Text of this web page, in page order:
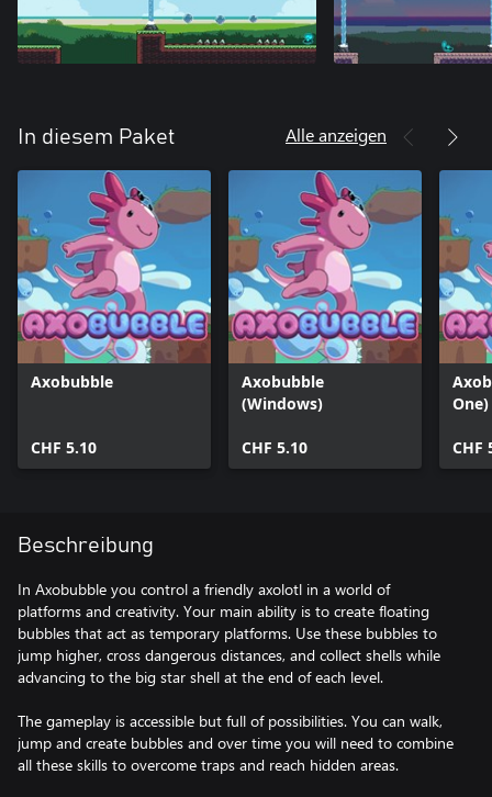
In diesem Paket Alle anzeigen
Axobubble
CHF 5.10
Axobubble
(Windows)
CHF 5.10
One)
CHF
Beschreibung
In Axobubble you control a friendly axolotl in a world of
platforms and creativity. Your main ability is to create floating
bubbles that act as temporary platforms. Use these bubbles to
jump higher, cross dangerous distances, and collect shells while
advancing to the big star shell at the end of each level.
The gameplay is accessible but full of possibilities. You can walk,
jump and create bubbles and over time you will need to combine
all these skills to overcome traps and reach hidden areas.